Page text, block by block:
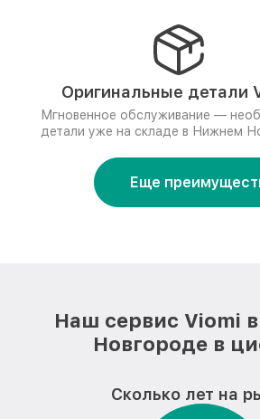
Оригинальные детали
Мгновенное обслуживание —
детали уже на складе в Нижнем
Еще
Наш сервис Viomi
Новгороде в
Сколько лет на